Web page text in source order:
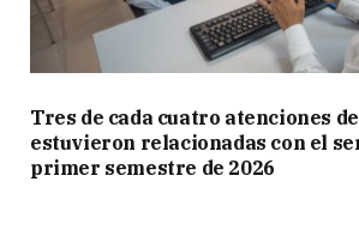
Tres de cada cuatro atenciones
estuvieron relacionadas con el
primer semestre de 2026